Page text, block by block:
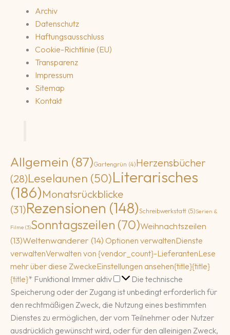
Archiv
Datenschutz
Haftungsausschluss
Cookie-Richtlinie (EU)
Transparenz
Impressum
Sitemap
Kontakt
Allgemein (87)Gartengrün (4)Herzensbücher
(28)Leselaunen (50)Literarisches
(186)Monatsrückblicke
(31)Rezensionen (148)Schreibwerkstatt (5)Serien &
Filme (3)Sonntagszeilen (70)Weihnachtszeilen
(13)Weltenwanderer (14) Optionen verwaltenDienste
verwaltenVerwalten von {vendor_count}-LieferantenLese
mehr über diese ZweckeEinstellungen ansehen{title}{title}
{title}* Funktional Immer aktiv Funktional
Die technische
Speicherung oder der Zugang ist unbedingt erforderlich für
den rechtmäßigen Zweck, die Nutzung eines bestimmten
Dienstes zu ermöglichen, der vom Teilnehmer oder Nutzer
ausdrücklich gewünscht wird, oder für den alleinigen Zweck,